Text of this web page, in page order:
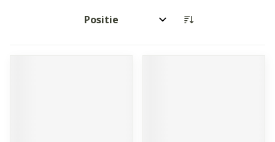
Sorteer op: